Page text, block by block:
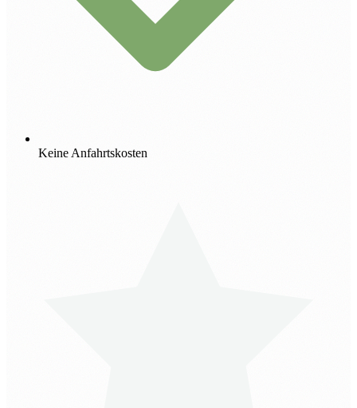
Keine Anfahrtskosten